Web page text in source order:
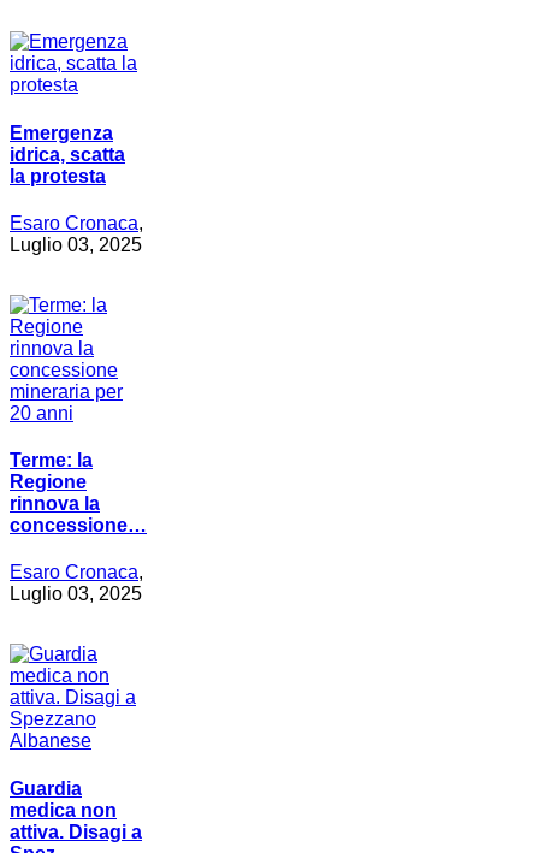
Emergenza
idrica, scatta
la protesta
Esaro Cronaca,
Luglio 03, 2025
Terme: la
Regione
rinnova la
concessione…
Esaro Cronaca,
Luglio 03, 2025
Guardia
medica non
attiva. Disagi a